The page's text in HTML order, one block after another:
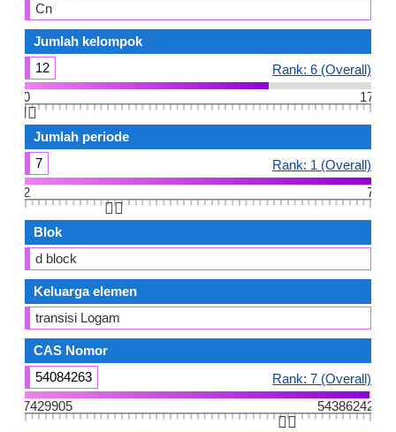
Cn
Jumlah kelompok
12
Rank: 6 (Overall)
0
17
👆🏻
Jumlah periode
7
Rank: 1 (Overall)
2
7
👆🏻
Blok
d block
Keluarga elemen
transisi Logam
CAS Nomor
54084263
Rank: 7 (Overall)
7429905
54386242
👆🏻